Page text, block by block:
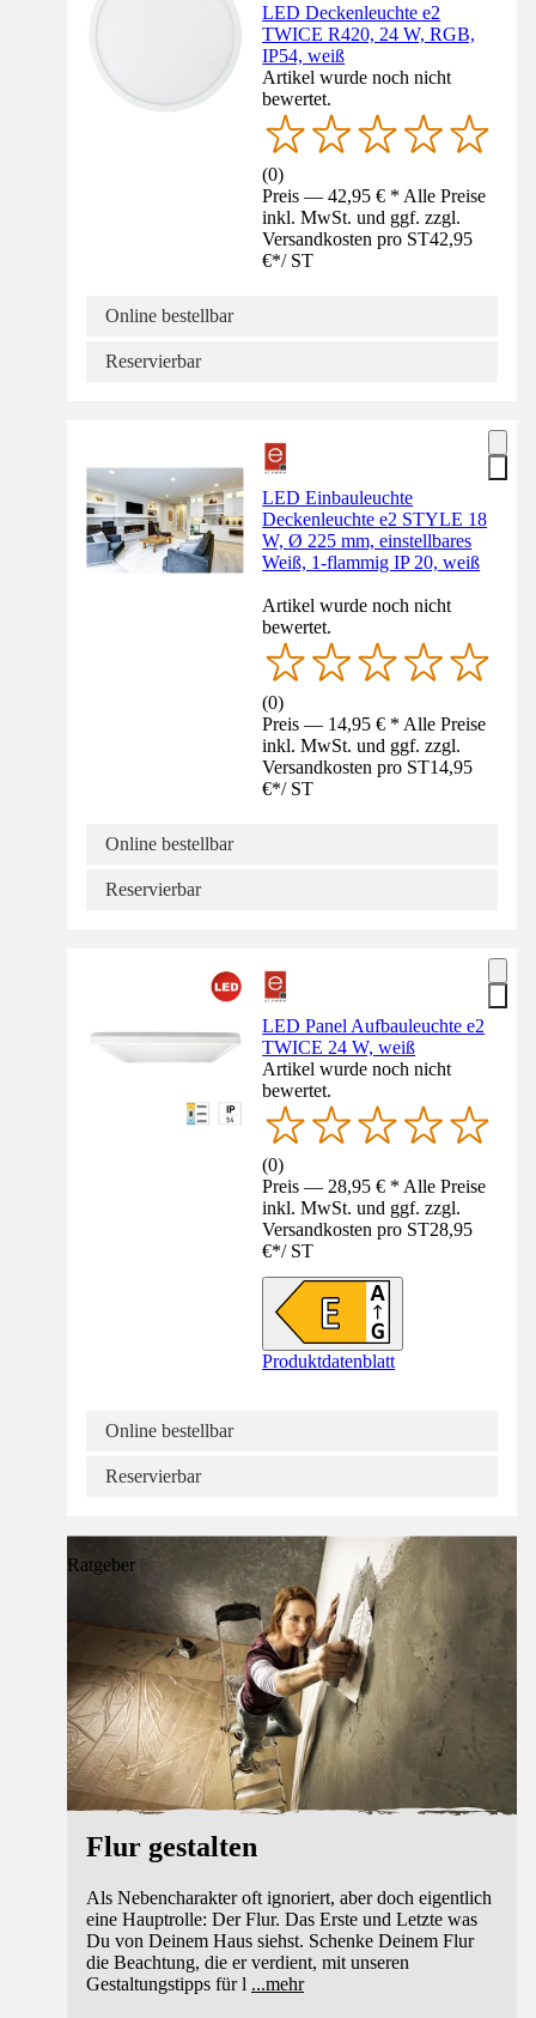
LED Deckenleuchte e2
TWICE R420, 24 W, RGB,
IP54, weiß
Artikel wurde noch nicht
bewertet.
(0)
Preis — 42,95 € * Alle Preise
inkl. MwSt. und ggf. zzgl.
Versandkosten pro ST42,95
€*/ ST
Online bestellbar
Reservierbar
LED Einbauleuchte
Deckenleuchte e2 STYLE 18
W, Ø 225 mm, einstellbares
Weiß, 1-flammig IP 20, weiß
Artikel wurde noch nicht
bewertet.
(0)
Preis — 14,95 € * Alle Preise
inkl. MwSt. und ggf. zzgl.
Versandkosten pro ST14,95
€*/ ST
Online bestellbar
Reservierbar
LED Panel Aufbauleuchte e2
TWICE 24 W, weiß
Artikel wurde noch nicht
bewertet.
(0)
Preis — 28,95 € * Alle Preise
inkl. MwSt. und ggf. zzgl.
Versandkosten pro ST28,95
€*/ ST
Produktdatenblatt
Online bestellbar
Reservierbar
Ratgeber
Flur gestalten
Als Nebencharakter oft ignoriert, aber doch eigentlich
eine Hauptrolle: Der Flur. Das Erste und Letzte was
Du von Deinem Haus siehst. Schenke Deinem Flur
die Beachtung, die er verdient, mit unseren
Gestaltungstipps für l ...mehr